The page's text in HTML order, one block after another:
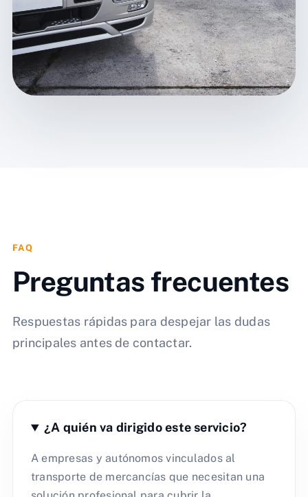
FAQ
Preguntas frecuentes
Respuestas rápidas para despejar las dudas
principales antes de contactar.
¿A quién va dirigido este servicio?
A empresas y autónomos vinculados al
transporte de mercancías que necesitan una